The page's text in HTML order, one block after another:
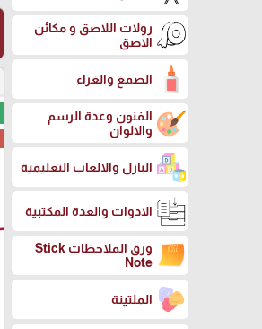
رولات اللاصق و مكائن
الاصق
الصمغ والغراء
الفنون وعدة الرسم
والالوان
البازل والالعاب التعليمية
الادوات والعدة المكتبية
ورق الملاحظات Stick
Note
الملتينة